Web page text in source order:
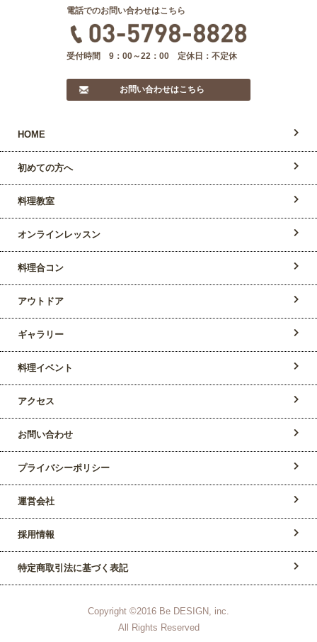
電話でのお問い合わせはこちら
受付時間 9：00～22：00 定休日：不定休
お問い合わせはこちら
HOME
初めての方へ
料理教室
オンラインレッスン
料理合コン
アウトドア
ギャラリー
料理イベント
アクセス
お問い合わせ
プライバシーポリシー
運営会社
採用情報
特定商取引法に基づく表記
Copyright ©2016 Be DESIGN, inc.
All Rights Reserved